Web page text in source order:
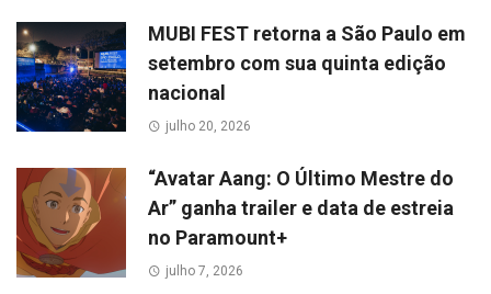
MUBI FEST retorna a São Paulo em
setembro com sua quinta edição
nacional
julho 20, 2026
“Avatar Aang: O Último Mestre do
Ar” ganha trailer e data de estreia
no Paramount+
julho 7, 2026